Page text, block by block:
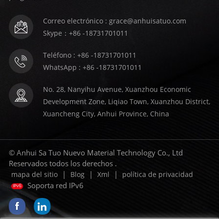
Correo electrónico : grace@anhuisatuo.com
Skype：+86 -18731701011
Teléfono : +86 -18731701011
WhatsApp : +86 -18731701011
No. 28, Nanyihu Avenue, Xuanzhou Economic
Development Zone, Liqiao Town, Xuanzhou District,
Xuancheng City, Anhui Province, China
© Anhui Sa Tuo Nuevo Material Technology Co., Ltd
Reservados todos los derechos .
mapa del sitio | Blog | Xml | política de privacidad
Soporta red IPv6